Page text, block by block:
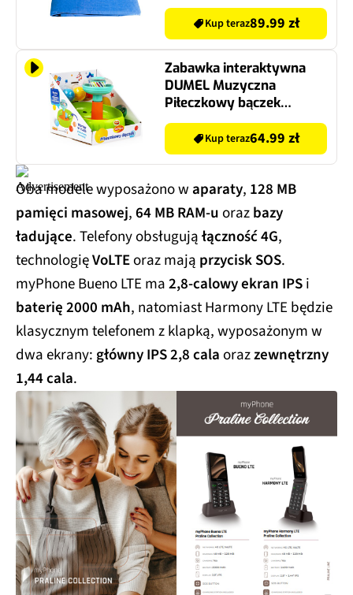
Kup teraz89.99 zł
Zabawka interaktywna
DUMEL Muzyczna
Piłeczkowy bączek
DD30812
Kup teraz64.99 zł
Oba modele wyposażono waparaty, 128 MB
pamięci masowej,64 MB RAM-uorazbazy
ładujące. Telefony obsługująłączność 4G,
technologięVoLTEoraz mają przycisk SOS.
myPhone Bueno LTE ma2,8-calowy ekran IPSi
baterię 2000 mAh, natomiast Harmony LTE będzie
klasycznym telefonem z klapką, wyposażonym w
dwa ekrany:główny IPS 2,8 calaorazzewnętrzny
1,44 cala.